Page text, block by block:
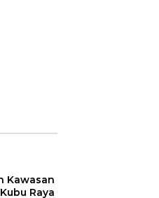
Kawasan
Raya